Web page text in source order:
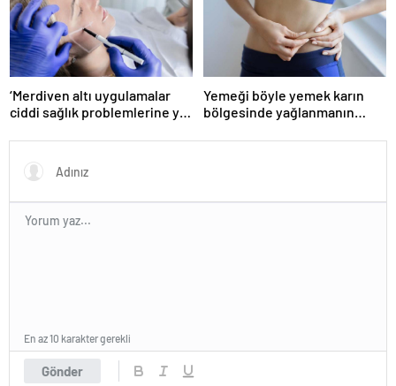
‘Merdiven altı uygulamalar
ciddi sağlık problemlerine yol
Yemeği böyle yemek karın
bölgesinde yağlanmanın
Gönder
En az 10 karakter gerekli